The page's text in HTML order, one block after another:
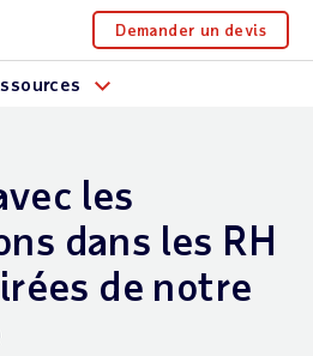
Demander un devis
les
dans les RH
de notre